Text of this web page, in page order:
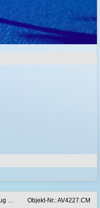
Cala Millor: Apartment mit Südbalkon, Aufzug und Pool direkt am Strand von Cala Millor Objekt-Nr.: AV4227.CM